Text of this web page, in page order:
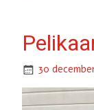
30